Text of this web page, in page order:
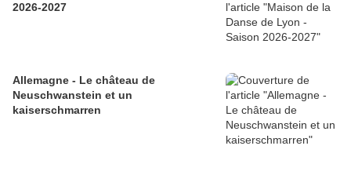
2026-2027
Allemagne - Le château de
Neuschwanstein et un
kaiserschmarren